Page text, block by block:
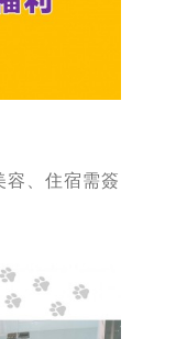
、住宿需簽